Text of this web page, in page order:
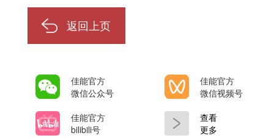
返回上页
佳能官方
微信公众号
佳能官方
微信视频号
佳能官方
bilibili号
查看
更多